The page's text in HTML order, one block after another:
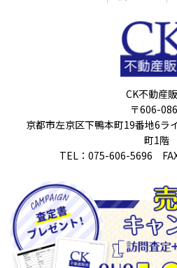
CK不動産
〒606-
京都市左京区下鴨本町19番地6ラ
町1階
TEL：075-606-5696